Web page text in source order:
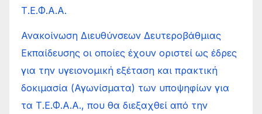
Τ.Ε.Φ.Α.Α.
Ανακοίνωση Διευθύνσεων Δευτεροβάθμιας
Εκπαίδευσης οι οποίες έχουν οριστεί ως έδρες
για την υγειονομική εξέταση και πρακτική
δοκιμασία (Αγωνίσματα) των υποψηφίων για
τα Τ.Ε.Φ.Α.Α., που θα διεξαχθεί από την